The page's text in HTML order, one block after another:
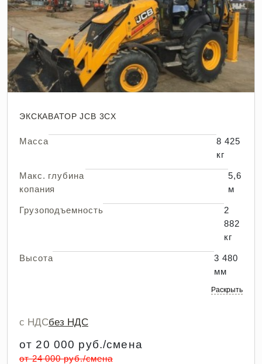
ЭКСКАВАТОР JCB 3CX
Масса
8 425
кг
Макс. глубина
копания
5,6
м
Грузоподъемность
2
882
кг
Высота
3 480
мм
Раскрыть
с НДСбез НДС
от 20 000 руб./смена
от 24 000 руб./смена